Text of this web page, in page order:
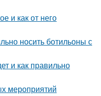
и как от него
носить ботильоны с
и как правильно
мероприятий